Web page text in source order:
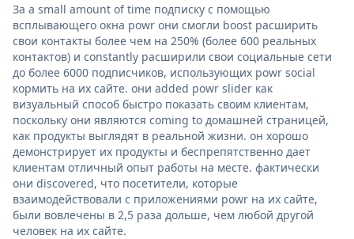
За a small amount of time подписку с помощью
всплывающего окна powr они смогли boost расширить
свои контакты более чем на 250% (более 600 реальных
контактов) и constantly расширили свои социальные сети
до более 6000 подписчиков, использующих powr social
кормить на их сайте. они added powr slider как
визуальный способ быстро показать своим клиентам,
поскольку они являются coming to домашней страницей,
как продукты выглядят в реальной жизни. он хорошо
демонстрирует их продукты и беспрепятственно дает
клиентам отличный опыт работы на месте. фактически
они discovered, что посетители, которые
взаимодействовали с приложениями powr на их сайте,
были вовлечены в 2,5 раза дольше, чем любой другой
человек на их сайте.